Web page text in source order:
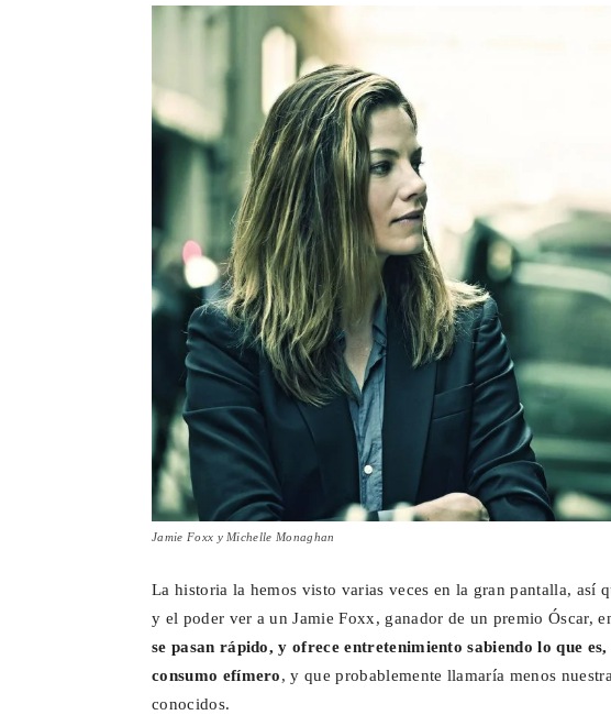
Jamie Foxx y Michelle Monaghan
La historia la hemos visto varias veces en la gran pantalla, así
y el poder ver a un Jamie Foxx, ganador de un premio Óscar,
se pasan rápido, y ofrece entretenimiento sabiendo lo que
consumo efímero, y que probablemente llamaría menos
conocidos.